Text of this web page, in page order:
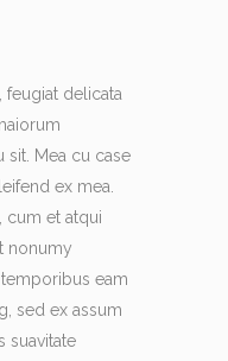
feugiat delicata
sit. Mea cu case
ex mea.
cum et atqui
nonumy
eam
sed ex assum
suavitate